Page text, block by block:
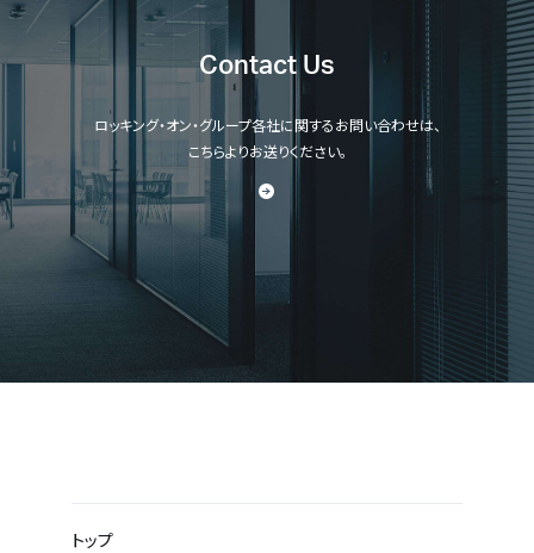
Contact Us
ロッキング・オン・グループ各社に関するお問い合わせは、
こちらよりお送りください。
トップ